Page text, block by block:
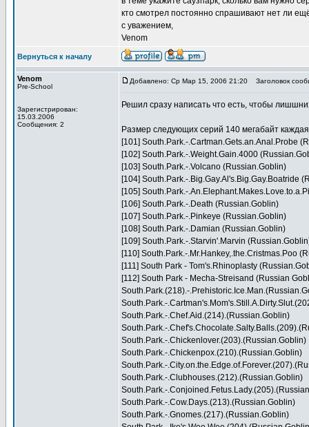
кто смотрел постоянно спрашивают нет ли
с уважением,
Venom
Вернуться к началу
Venom
Pre-School
Зарегистрирован:
15.03.2006
Сообщения: 2
Добавлено: Ср Мар 15, 2006 21:20 Заголовок
Решил сразу написать что есть, чтобы
Размер следующих серий 140 мегабайт
[101] South.Park.-.Cartman.Gets.an.Anal.Probe
[102] South.Park.-.Weight.Gain.4000
[103] South.Park.-.Volcano (Russian.Goblin)
[104] South.Park.-.Big.Gay.Al's.Big.Gay.Boatride
[105] South.Park.-
[106] South.Park.-.Death (Russian.Goblin)
[107] South.Park.-.Pinkeye (Russian.Goblin)
[108] South.Park.-.Damian (Russian.Goblin)
[109] South.Park.-.Starvin'.Marvin
[110] South.Park.-.Mr.Hankey,.the.Cristmas.Poo
[111] South Park - Tom's.Rhinoplasty
[112] South Park - Mecha-Streisand (Russian
South.Park.(218).-
South.Park.-
South.Park.-.Chef.Aid.(214).(Russian.Goblin)
South.Park.-
South.Park.-.Chickenlover.(203).(Russian.Goblin)
South.Park.-.Chickenpox.(210).(Russian.Goblin)
South.Park.-
South.Park.-.Clubhouses.(212).(Russian.Goblin)
South.Park.-
South.Park.-.Cow.Days.(213).(Russian.Goblin)
South.Park.-.Gnomes.(217).(Russian.Goblin)